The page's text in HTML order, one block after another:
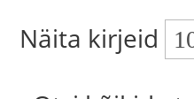
Näita kirjeid